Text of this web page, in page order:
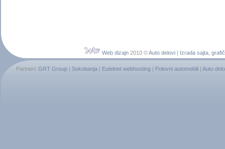
Web dizajn 2010 ©Auto delovi | Izrada sajta
Partneri: GRT Group | Sokobanja | Eutelnet webhosting | Polovni automobili | Auto